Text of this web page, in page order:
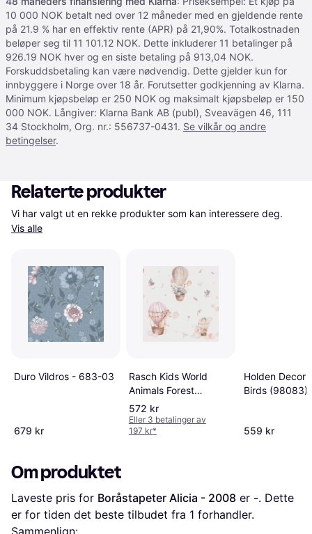
10 000 NOK betalt ned over 12 måneder med en gjeldende rente
på 21.9 % har en effektiv rente (APR) på 21,90%. Totalkostnaden
beløper seg til 11 101.12 NOK. Dette inkluderer 11 betalinger på
926.19 NOK hver og en siste betaling på 913,04 NOK.
Forskuddsbetaling kan være nødvendig. Dette gjelder kun for
innbyggere i Norge over 18 år. Forutsetter godkjenning av Klarna.
Minimum kjøpsbeløp er 250 NOK og maksimalt kjøpsbeløp er 150
000 NOK. Långiver: Klarna Bank AB (publ), Sveavägen 46, 111
34 Stockholm, Org. nr.: 556737-0431. Se vilkår og andre
betingelser.
Relaterte produkter
Vis alle
Duro Vildros - 683-03
679 kr
Rasch Kids World
Animals Forest
(300529)
572 kr
Eller 3 betalinger av
197 kr*
Holden Decor
Birds (98083)
559 kr
Om produktet
Laveste pris for Boråstapeter Alicia - 2008 er -. Dette
er for tiden det beste tilbudet fra 1 forhandler.
Sammenlign: